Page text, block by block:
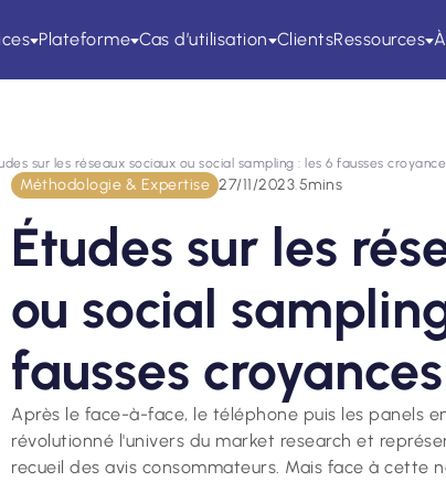
Plateforme Cas d’utilisation ClientsRessources
sur les réseaux sociaux ou social sampling : les 6 fausses
Méthodologie & Expertise 27/11/2023.5mins
Études sur les
ou social
fausses croyances
Après le face-à-face, le téléphone puis les panels
révolutionné l'univers du market research et
recueil des avis consommateurs. Mais face à cette